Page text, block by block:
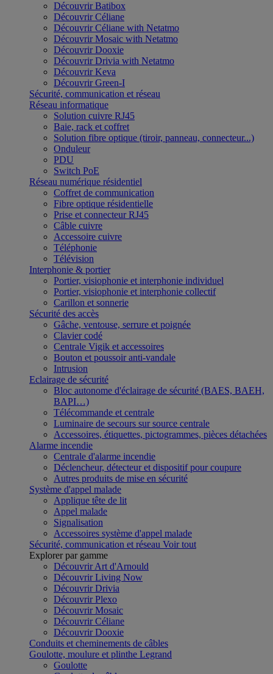
Découvrir Batibox
Découvrir Céliane
Découvrir Céliane with Netatmo
Découvrir Mosaic with Netatmo
Découvrir Dooxie
Découvrir Drivia with Netatmo
Découvrir Keva
Découvrir Green-I
Sécurité, communication et réseau
Réseau informatique
Solution cuivre RJ45
Baie, rack et coffret
Solution fibre optique (tiroir, panneau, connecteur...)
Onduleur
PDU
Switch PoE
Réseau numérique résidentiel
Coffret de communication
Fibre optique résidentielle
Prise et connecteur RJ45
Câble cuivre
Accessoire cuivre
Téléphonie
Télévision
Interphonie & portier
Portier, visiophonie et interphonie individuel
Portier, visiophonie et interphonie collectif
Carillon et sonnerie
Sécurité des accès
Gâche, ventouse, serrure et poignée
Clavier codé
Centrale Vigik et accessoires
Bouton et poussoir anti-vandale
Intrusion
Eclairage de sécurité
Bloc autonome d'éclairage de sécurité (BAES, BAEH,
BAPI…)
Télécommande et centrale
Luminaire de secours sur source centrale
Accessoires, étiquettes, pictogrammes, pièces détachées
Alarme incendie
Centrale d'alarme incendie
Déclencheur, détecteur et dispositif pour coupure
Autres produits de mise en sécurité
Système d'appel malade
Applique tête de lit
Appel malade
Signalisation
Accessoires système d'appel malade
Sécurité, communication et réseau Voir tout
Explorer par gamme
Découvrir Art d'Arnould
Découvrir Living Now
Découvrir Drivia
Découvrir Plexo
Découvrir Mosaic
Découvrir Céliane
Découvrir Dooxie
Conduits et cheminements de câbles
Goulotte, moulure et plinthe Legrand
Goulotte